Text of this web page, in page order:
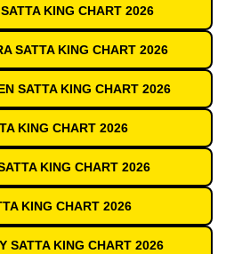
KING CHART 2026
SATTA KING CHART 2026
SATTA KING CHART 2026
KING CHART 2026
KING CHART 2026
KING CHART 2026
SATTA KING CHART 2026